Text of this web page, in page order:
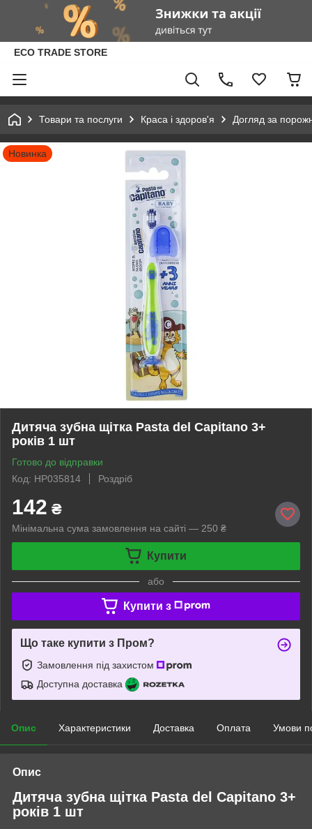
ECO TRADE STORE
Товари та послуги Краса і здоров'я Догляд за
Новинка
Дитяча зубна щітка Pasta del Capitano 3+
років 1 шт
Готово до відправки
Код: HP035814
Роздріб
142 ₴
Мінімальна сума замовлення на сайті — 250 ₴
Купити
або
Купити з
Що таке купити з Пром?
Замовлення під захистом
Доступна доставка
Опис Характеристики Доставка Оплата Умови
Опис
Дитяча зубна щітка Pasta del Capitano 3+
років 1 шт